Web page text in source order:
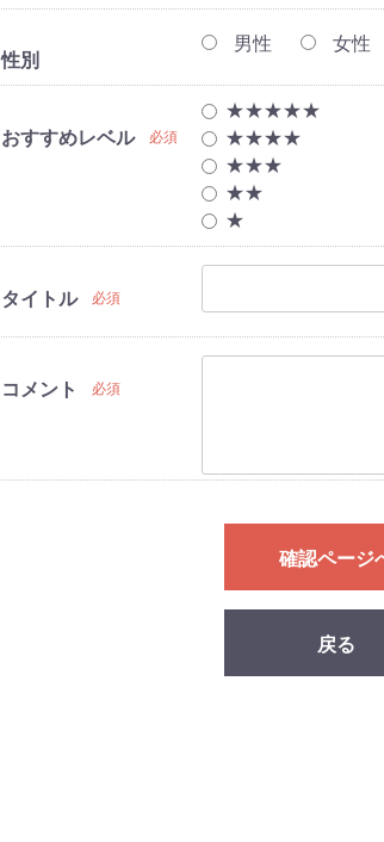
性別
男性 女性
おすすめレベル 必須
★★★★★
★★★★
★★★
★★
★
タイトル 必須
コメント 必須
確認ページ
戻る